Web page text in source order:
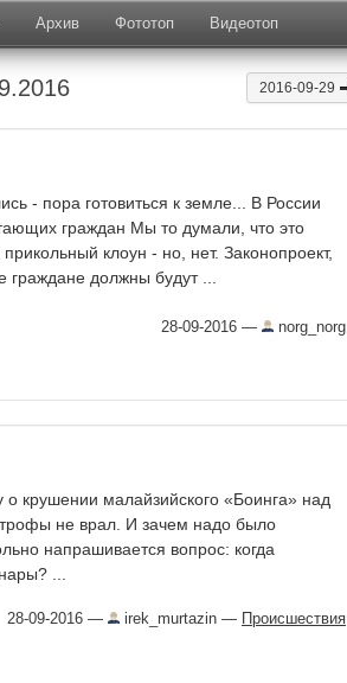
Архив Фототоп Видеотоп
2016-09-29
- пора готовиться к земле... В России
граждан Мы то думали, что это
клоун - но, нет. Законопроект,
должны будут ...
28-09-2016 — norg_norg
крушении малайзийского «Боинга» над
не врал. И зачем надо было
напрашивается вопрос: когда
...
28-09-2016 — irek_murtazin — Происшествия